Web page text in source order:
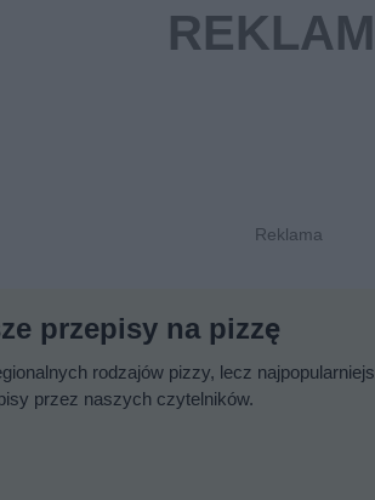
przepisy na pizzę
rodzajów pizzy, lecz
przez naszych czytelników.